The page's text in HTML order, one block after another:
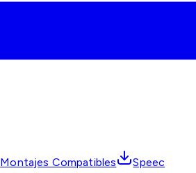
Montajes Compatibles Speec